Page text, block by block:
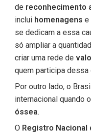
de reconhecimento
inclui homenagens e
se dedicam a essa
só ampliar a
criar uma rede de
quem participa dessa
Por outro lado, o
internacional quando
óssea.
O Registro Nacional